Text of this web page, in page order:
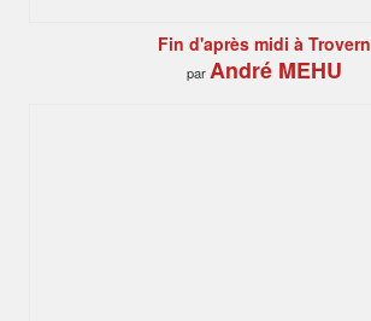
Fin d'après midi à Trovern
parAndré MEHU